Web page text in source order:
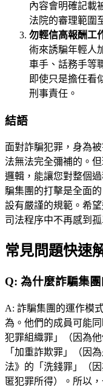
內容會明確記載
法院的審理範圍
勿輕信高報酬工
術來誘騙年輕人
車手、話務手等
即使只是擔任看
刑事責任。
結語
面對詐騙犯罪，身為
法無法完全彌補的。
邏輯，能讓您對整個
騙集團的打擊是全面
設有嚴謹的規範。希
司法程序中不再感到孤
常見問題快速
Q: 為什麼詐騙集
A: 詐騙集團的運作模
為。他們的成員可能
犯罪組織罪」（因為
「加重詐欺罪」（因
法》的「洗錢罪」（
匿犯罪所得）。所以